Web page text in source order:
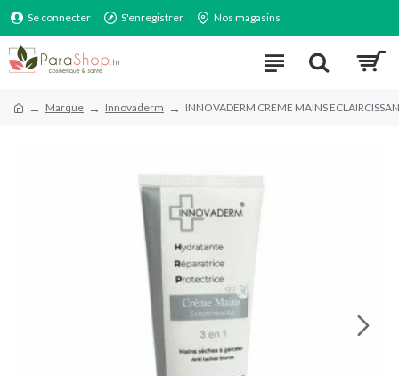
Se connecter S'enregistrer Nos magasins
Marque Innovaderm INNOVADERM CREME MAINS